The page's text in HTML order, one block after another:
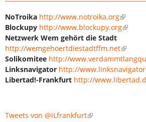
NoTroika http://www.notroika.org
Blockupy http://www.blockupy.org
Netzwerk Wem gehört die Stadt
http://wemgehoertdiestadtffm.net
Solikomitee http://
Linksnavigator http://
Libertad!-Frankfurt http://
Tweets von @iLfrankfurt